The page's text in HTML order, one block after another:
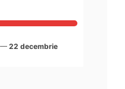
— 22 decembrie